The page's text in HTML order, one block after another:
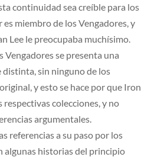
continuidad sea creíble para los
es miembro de los Vengadores, y
Lee le preocupaba muchísimo.
Vengadores se presenta una
sin ninguno de los
y esto se hace por que Iron
colecciones, y no
argumentales.
referencias a su paso por los
algunas historias del principio